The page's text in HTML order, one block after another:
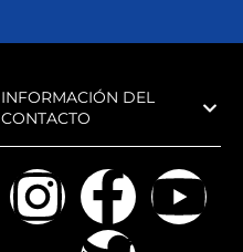
INFORMACIÓN DEL
CONTACTO